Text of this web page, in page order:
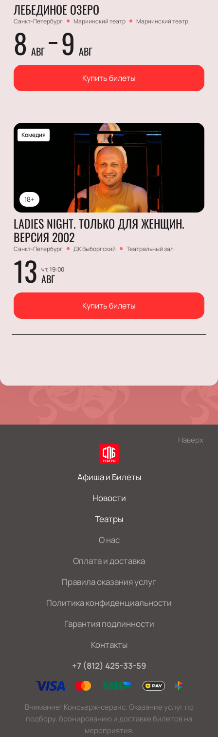
ЛЕБЕДИНОЕ ОЗЕРО
Санкт-Петербург Мариинский театр Мариинский театр
8 АВГ 9 АВГ
Купить билеты
18+
Комедия
LADIES NIGHT. ТОЛЬКО ДЛЯ ЖЕНЩИН.
ВЕРСИЯ 2002
Санкт-Петербург ДК Выборгский Театральный зал
13 чт, 19:00
АВГ
Купить билеты
Наверх
Афиша и Билеты
Новости
Театры
О нас
Оплата и доставка
Правила оказания услуг
Политика конфиденциальности
Гарантия подлинности
Контакты
+7 (812) 425-33-59
Внимание! Консьерж-сервис. Оказание услуг по
подбору, бронированию и доставке билетов на
мероприятия.